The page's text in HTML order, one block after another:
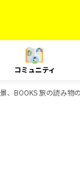
コミュニティ
、BOOKS 旅の読み物